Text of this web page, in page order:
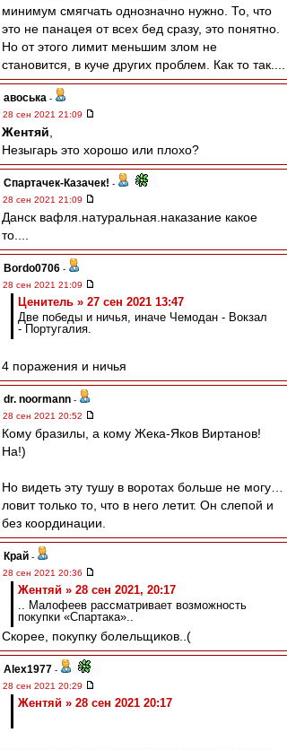
минимум смягчать однозначно нужно. То, что
это не панацея от всех бед сразу, это понятно.
Но от этого лимит меньшим злом не
становится, в куче других проблем. Как то так....
авоська -
28 сен 2021 21:09
Жентяй
Незыгарь это хорошо или плохо?
Спартачек-Казачек! -
28 сен 2021 21:09
Данск вафля.натуральная.наказание какое
то....
Bordo0706 -
28 сен 2021 21:09
Ценитель » 27 сен 2021 13:47
Две победы и ничья, иначе Чемодан - Вокзал
- Португалия.
4 поражения и ничья
dr. noormann -
28 сен 2021 20:52
Кому бразилы, а кому Жека-Яков Виртанов!
На!)
Но видеть эту тушу в воротах больше не могу…
ловит только то, что в него летит. Он слепой и
без координации.
Край -
28 сен 2021 20:36
Жентяй » 28 сен 2021, 20:17
.. Малофеев рассматривает возможность
покупки «Спартака»..
Скорее, покупку болельщиков..(
Alex1977 -
28 сен 2021 20:29
Жентяй » 28 сен 2021 20:17